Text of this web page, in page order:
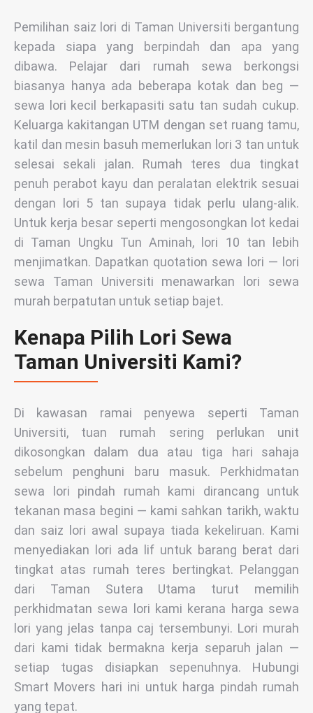
Pemilihan saiz lori di Taman Universiti bergantung
kepada siapa yang berpindah dan apa yang
dibawa. Pelajar dari rumah sewa berkongsi
biasanya hanya ada beberapa kotak dan beg —
sewa lori kecil berkapasiti satu tan sudah cukup.
Keluarga kakitangan UTM dengan set ruang tamu,
katil dan mesin basuh memerlukan lori 3 tan untuk
selesai sekali jalan. Rumah teres dua tingkat
penuh perabot kayu dan peralatan elektrik sesuai
dengan lori 5 tan supaya tidak perlu ulang-alik.
Untuk kerja besar seperti mengosongkan lot kedai
di Taman Ungku Tun Aminah, lori 10 tan lebih
menjimatkan. Dapatkan quotation sewa lori — lori
sewa Taman Universiti menawarkan lori sewa
murah berpatutan untuk setiap bajet.
Kenapa Pilih Lori Sewa
Taman Universiti Kami?
Di kawasan ramai penyewa seperti Taman
Universiti, tuan rumah sering perlukan unit
dikosongkan dalam dua atau tiga hari sahaja
sebelum penghuni baru masuk. Perkhidmatan
sewa lori pindah rumah kami dirancang untuk
tekanan masa begini — kami sahkan tarikh, waktu
dan saiz lori awal supaya tiada kekeliruan. Kami
menyediakan lori ada lif untuk barang berat dari
tingkat atas rumah teres bertingkat. Pelanggan
dari Taman Sutera Utama turut memilih
perkhidmatan sewa lori kami kerana harga sewa
lori yang jelas tanpa caj tersembunyi. Lori murah
dari kami tidak bermakna kerja separuh jalan —
setiap tugas disiapkan sepenuhnya. Hubungi
Smart Movers hari ini untuk harga pindah rumah
yang tepat.